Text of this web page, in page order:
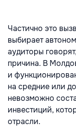
Частично это
выбирает
аудиторы
причина. В
и
на средние или
невозможно
инвестиций,
отрасли.